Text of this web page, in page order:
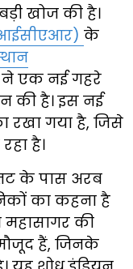
खोज की है।
के
ने एक नई गहरे
की है। इस नई
रखा गया है, जिसे
है।
के पास अरब
का कहना है
महासागर की
हैं, जिनके